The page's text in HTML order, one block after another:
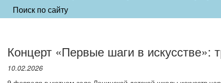
Поиск по сайту
Концерт «Первые шаги в
10.02.2026